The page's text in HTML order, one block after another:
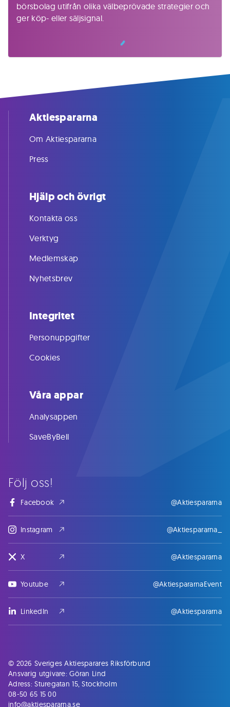
börsbolag utifrån olika välbeprövade strategier och
ger köp- eller säljsignal.
Följ oss!
Facebook @Aktiespararna
Instagram @Aktiespararna_
X @Aktiespararna
Youtube @AktiespararnaEvent
LinkedIn @Aktiespararna
Aktiespararna
Om Aktiespararna
Press
Hjälp och övrigt
Kontakta oss
Verktyg
Medlemskap
Nyhetsbrev
Integritet
Personuppgifter
Cookies
Våra appar
Analysappen
SaveByBell
© 2026 Sveriges Aktiesparares Riksförbund
Ansvarig utgivare: Göran Lind
Adress: Sturegatan 15, Stockholm
08-50 65 15 00
info@aktiespararna.se